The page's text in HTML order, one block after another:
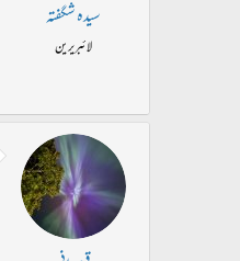
سیدہ شگفتہ
لائبریرین